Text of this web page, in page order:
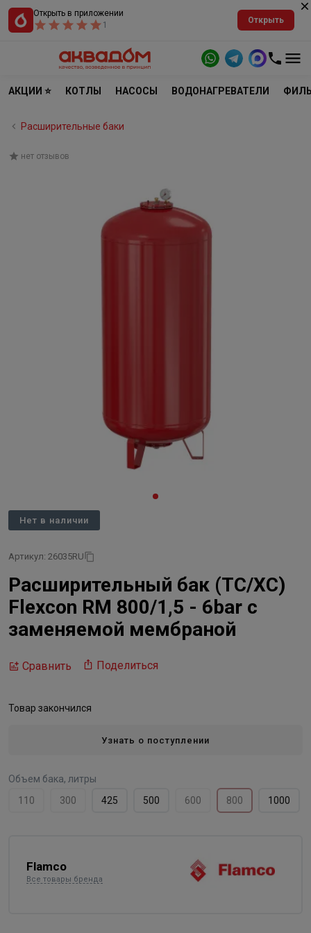
Открыть в приложении
1
Открыть
АКЦИИ ⭐ КОТЛЫ НАСОСЫ ВОДОНАГРЕВАТЕЛИ
Расширительные баки
нет отзывов
Нет в наличии
Артикул: 26035RU
Расширительный бак (ТС/ХС)
Flexcon RM 800/1,5 - 6bar с
заменяемой мембраной
Сравнить Поделиться
Товар закончился
Узнать о поступлении
Объем бака, литры
110
300 425 500 600 800 1000
Flamco
Все товары бренда